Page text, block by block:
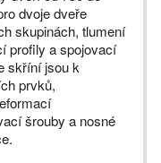
dvoje dveře
skupinách, tlumení
profily a spojovací
skříní jsou k
prvků,
šrouby a nosné